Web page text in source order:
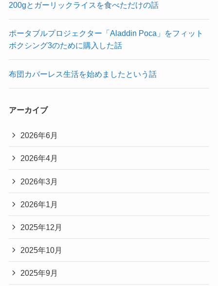
200gとガーリックライスを食べただけの話
ポータブルプロジェクター「Aladdin Poca」をフィット
ボクシング3のために購入した話
布団カバーレス生活を始めましたという話
アーカイブ
2026年6月
2026年4月
2026年3月
2026年1月
2025年12月
2025年10月
2025年9月